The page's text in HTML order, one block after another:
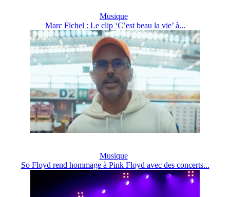
Musique
Marc Fichel : Le clip ‘C’est beau la vie’ à...
Musique
So Floyd rend hommage à Pink Floyd avec des concerts...